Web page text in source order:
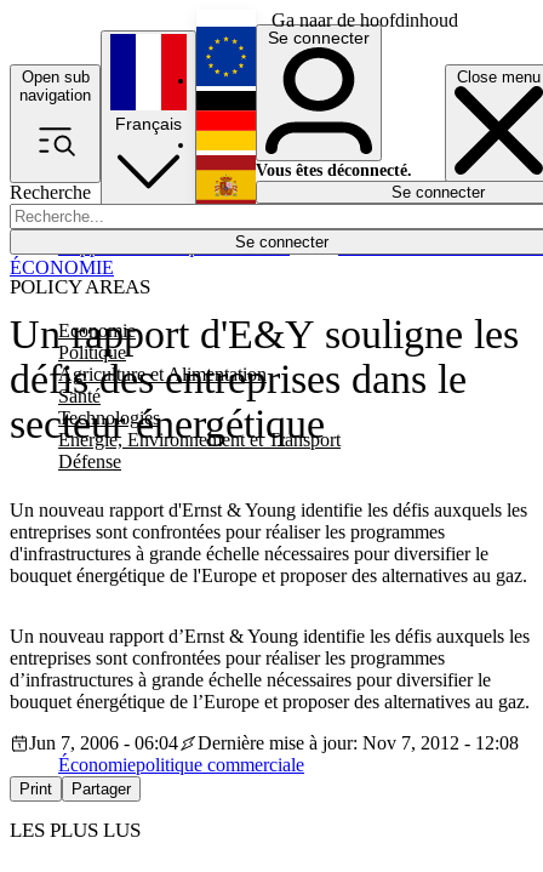
Ga naar de hoofdinhoud
Open sub
navigation
Close menu
Recherche
Se connecter
POLICY AREAS
Economie
Politique
Agriculture et Alimentation
Santé
Technologies
Energie, Environnement et Transport
Défense
Économie
Français
English
Deutsch
Español
Se connecter
Vous êtes déconnecté.
Se connecter
Un rapport d'E&Y souligne les
défis des entreprises dans le
secteur énergétique
Un nouveau rapport d'Ernst & Young identifie les défis auxquels les
entreprises sont confrontées pour réaliser les programmes
d'infrastructures à grande échelle nécessaires pour diversifier le
bouquet énergétique de l'Europe et proposer des alternatives au gaz.
ÉCONOMIE
Un nouveau rapport d’Ernst & Young identifie les défis auxquels les
entreprises sont confrontées pour réaliser les programmes
d’infrastructures à grande échelle nécessaires pour diversifier le
bouquet énergétique de l’Europe et proposer des alternatives au gaz.
Jun 7, 2006 - 06:04
Dernière mise à jour: Nov 7, 2012 - 12:08
Économiepolitique commerciale
Print Partager
LES PLUS LUS